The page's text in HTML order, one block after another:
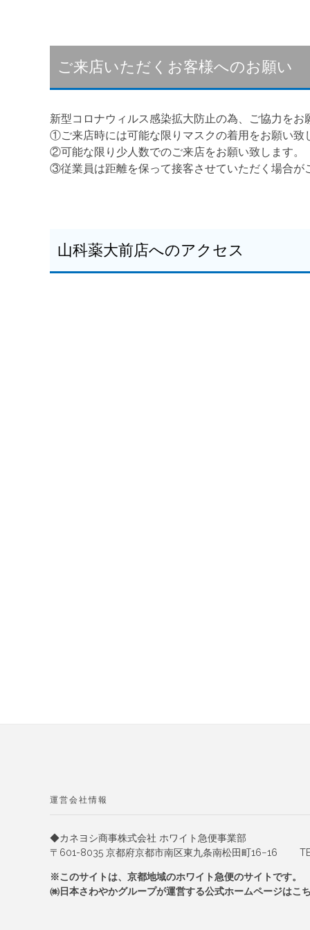
ご来店いただくお客様へのお願い
新型コロナウィルス感染拡大防止の為、ご協力をお
①ご来店時には可能な限りマスクの着用をお願い致
②可能な限り少人数でのご来店をお願い致します。
③従業員は距離を保って接客させていただく場合が
山科薬大前店へのアクセス
運営会社情報
◆カネヨシ商事株式会社 ホワイト急便事業部
〒601-8035 京都府京都市南区東九条南松田町16−16
※このサイトは、京都地域のホワイト急便のサイトです。
㈱日本さわやかグループが運営する公式ホームページはこ